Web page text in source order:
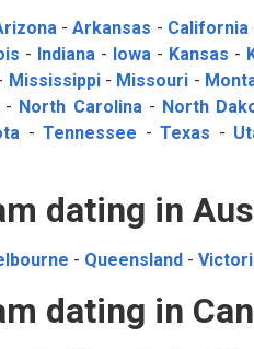
-Arkansas - California
- Indiana - Iowa - Kansas -
Mississippi- Missouri -
- North Carolina- North
-Tennessee -Texas -
dating in
- Queensland -
dating in